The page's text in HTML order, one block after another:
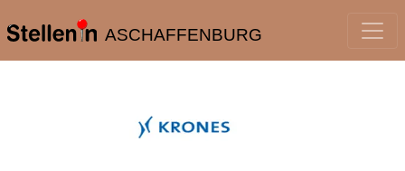
ASCHAFFENBURG